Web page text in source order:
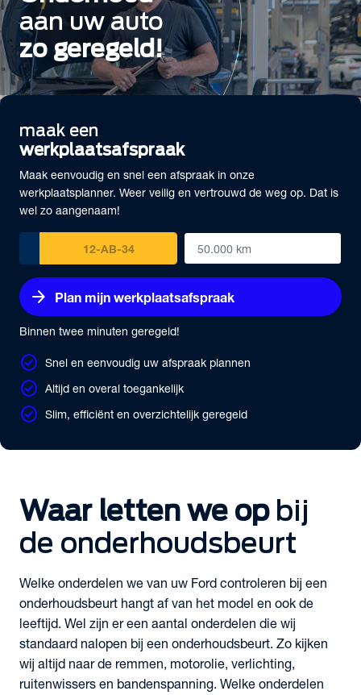
aan uw auto
zo geregeld!
maak een
werkplaatsafspraak
Maak eenvoudig en snel een afspraak in onze
werkplaatsplanner. Weer veilig en vertrouwd de weg op. Dat is
wel zo aangenaam!
arrow_forward Plan mijn werkplaatsafspraak
Binnen twee minuten geregeld!
check_circle Snel en eenvoudig uw afspraak plannen
check_circle Altijd en overal toegankelijk
check_circle Slim, efficiënt en overzichtelijk geregeld
Waar letten we op bij
de onderhoudsbeurt
Welke onderdelen we van uw Ford controleren bij een
onderhoudsbeurt hangt af van het model en ook de
leeftijd. Wel zijn er een aantal onderdelen die wij
standaard nalopen bij een onderhoudsbeurt. Zo kijken
wij altijd naar de remmen, motorolie, verlichting,
ruitenwissers en bandenspanning. Welke onderdelen